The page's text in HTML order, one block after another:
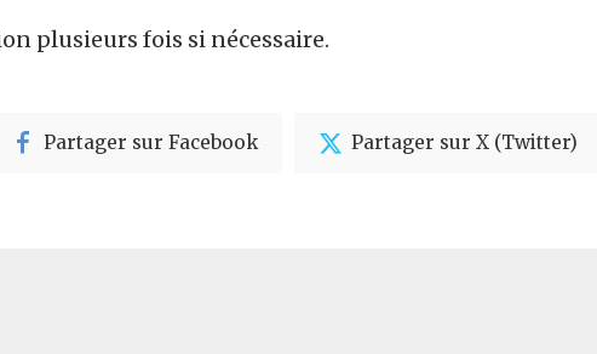
plusieurs fois si nécessaire.
Partager sur Facebook Partager sur X (Twitter)